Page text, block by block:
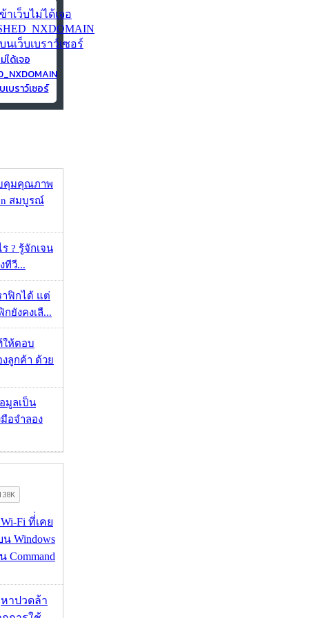
ได้เจอ
บราว์เซอร์
คุมคุณภาพ
สมบูรณ์
? รู้จักเจน
ทีวี...
าฟิกได้ แต่
ยังคงเลื...
ห้ตอบ
ลูกค้า ด้วย
มูลเป็น
อจำลอง
Fi ที่่เคย
Windows
Command
าปวดล้า